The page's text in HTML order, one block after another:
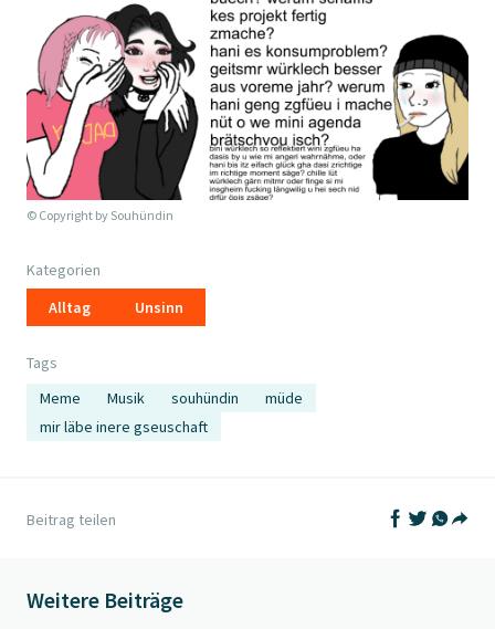
© Copyright by Souhündin
Kategorien
Alltag
Unsinn
Tags
Meme
Musik souhündin
müde
mir läbe inere gseuschaft
Beitrag teilen Auf Facebook
AufAuf
Weitere Beiträge